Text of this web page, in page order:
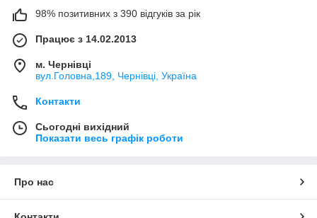
98% позитивних з 390 відгуків за рік
Працює з 14.02.2013
м. Чернівці
вул.Головна,189, Чернівці, Україна
Контакти
Сьогодні вихідний
Показати весь графік роботи
Про нас